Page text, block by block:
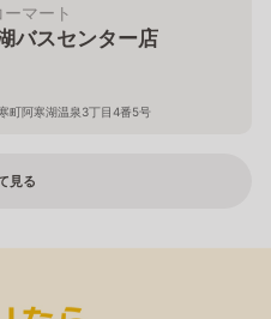
マート
バスセンター店
町阿寒湖温泉3丁目4番5号
見る